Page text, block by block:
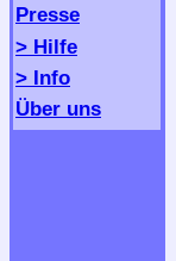
Presse
> Hilfe
> Info
Über uns